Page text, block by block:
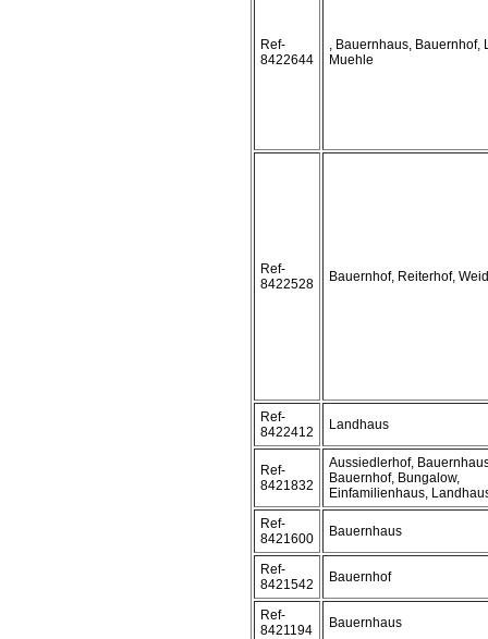
Ref-
8422644
, Bauernhaus, Bauernhof,
Muehle
Ref-
8422528
Bauernhof, Reiterhof,
Ref-
8422412
Landhaus
Ref-
8421832
Aussiedlerhof,
Bauernhof, Bungalow,
Einfamilienhaus,
Ref-
8421600
Bauernhaus
Ref-
8421542
Bauernhof
Ref-
8421194
Bauernhaus